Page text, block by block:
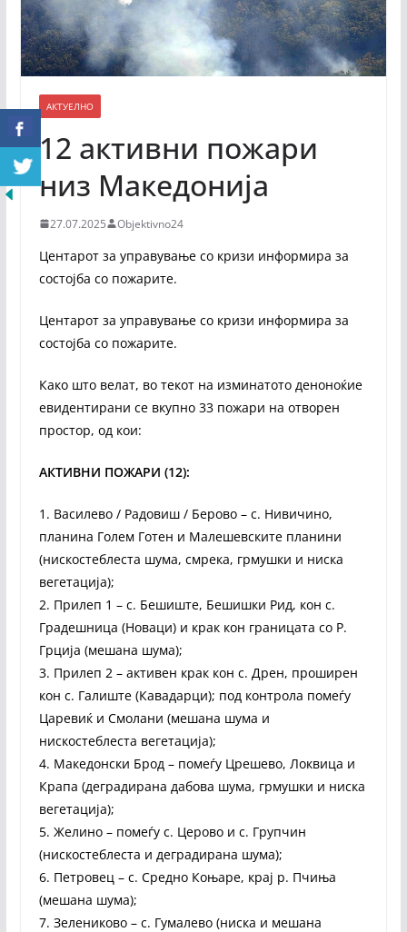
АКТУЕЛНО
12 активни пожари
низ Македонија
27.07.2025 Objektivno24
Центарот за управување со кризи информира за
состојба со пожарите.
Центарот за управување со кризи информира за
состојба со пожарите.
Како што велат, во текот на изминатото деноноќие
евидентирани се вкупно 33 пожари на отворен
простор, од кои:
АКТИВНИ ПОЖАРИ (12):
1. Василево / Радовиш / Берово – с. Нивичино,
планина Голем Готен и Малешевските планини
(нискостеблеста шума, смрека, грмушки и ниска
вегетација);
2. Прилеп 1 – с. Бешиште, Бешишки Рид, кон с.
Градешница (Новаци) и крак кон границата со Р.
Грција (мешана шума);
3. Прилеп 2 – активен крак кон с. Дрен, проширен
кон с. Галиште (Кавадарци); под контрола помеѓу
Царевиќ и Смолани (мешана шума и
нискостеблеста вегетација);
4. Македонски Брод – помеѓу Црешево, Локвица и
Крапа (деградирана дабова шума, грмушки и ниска
вегетација);
5. Желино – помеѓу с. Церово и с. Групчин
(нискостеблеста и деградирана шума);
6. Петровец – с. Средно Коњаре, крај р. Пчиња
(мешана шума);
7. Зелениково – с. Гумалево (ниска и мешана